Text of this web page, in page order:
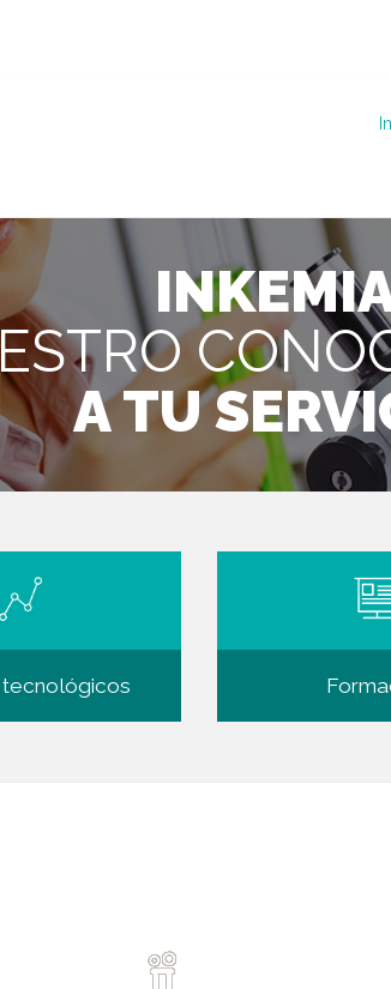
A TU
tecnológicos